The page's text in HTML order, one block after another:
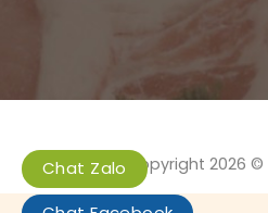
Chat Zalo Copyright 2026 ©